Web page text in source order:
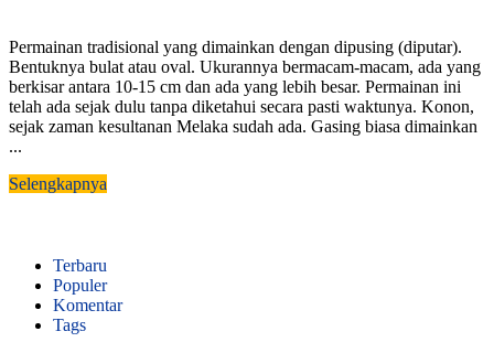
Permainan tradisional yang dimainkan dengan dipusing (diputar).
Bentuknya bulat atau oval. Ukurannya bermacam-macam, ada yang
berkisar antara 10-15 cm dan ada yang lebih besar. Permainan ini
telah ada sejak dulu tanpa diketahui secara pasti waktunya. Konon,
sejak zaman kesultanan Melaka sudah ada. Gasing biasa dimainkan
...
Selengkapnya
Terbaru
Populer
Komentar
Tags